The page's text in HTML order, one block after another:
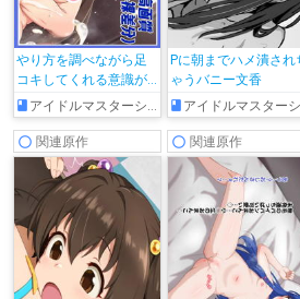
やり方を調べながら足
コキしてくれる意識が
高いありすちゃん
アイドルマスターシンデレラガールズ
Pに朝までハメ潰され
ゃうバニー文香
アイドルマスターシンデレラガールズ
関連原作 関連原作